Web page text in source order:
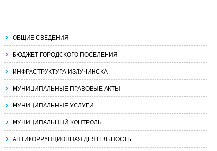
ОБЩИЕ СВЕДЕНИЯ
БЮДЖЕТ ГОРОДСКОГО ПОСЕЛЕНИЯ
ИНФРАСТРУКТУРА ИЗЛУЧИНСКА
МУНИЦИПАЛЬНЫЕ ПРАВОВЫЕ АКТЫ
МУНИЦИПАЛЬНЫЕ УСЛУГИ
МУНИЦИПАЛЬНЫЙ КОНТРОЛЬ
АНТИКОРРУПЦИОННАЯ ДЕЯТЕЛЬНОСТЬ